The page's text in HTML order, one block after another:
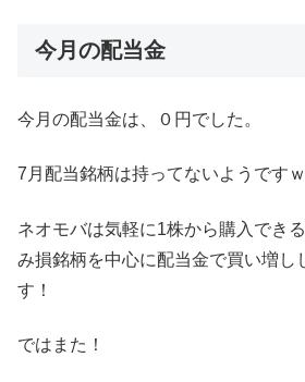
今月の配当金
今月の配当金は、０円でした。
7月配当銘柄は持ってないようです
ネオモバは気軽に1株から購入でき
み損銘柄を中心に配当金で買い増し
す！
ではまた！